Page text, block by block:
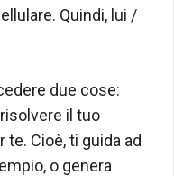
Quindi, lui /
due cose:
il tuo
Cioè, ti guida ad
o genera